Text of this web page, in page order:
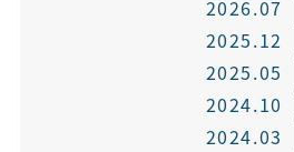
2026.07
2025.12
2025.05
2024.10
2024.03